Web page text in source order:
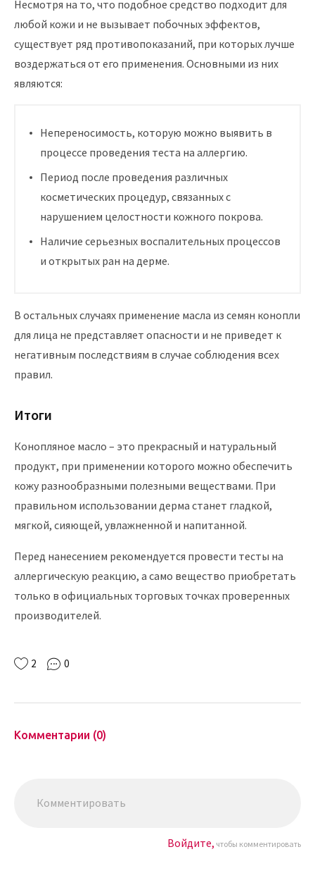
Несмотря на то, что подобное средство подходит для
любой кожи и не вызывает побочных эффектов,
существует ряд противопоказаний, при которых лучше
воздержаться от его применения. Основными из них
являются:
Непереносимость, которую можно выявить в
процессе проведения теста на аллергию.
Период после проведения различных
косметических процедур, связанных с
нарушением целостности кожного покрова.
Наличие серьезных воспалительных процессов
и открытых ран на дерме.
В остальных случаях применение масла из семян конопли
для лица не представляет опасности и не приведет к
негативным последствиям в случае соблюдения всех
правил.
Итоги
Конопляное масло – это прекрасный и натуральный
продукт, при применении которого можно обеспечить
кожу разнообразными полезными веществами. При
правильном использовании дерма станет гладкой,
мягкой, сияющей, увлажненной и напитанной.
Перед нанесением рекомендуется провести тесты на
аллергическую реакцию, а само вещество приобретать
только в официальных торговых точках проверенных
производителей.
2 0
Комментарии (0)
Войдите, чтобы комментировать